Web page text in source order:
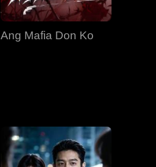
Ang Mafia Don Ko